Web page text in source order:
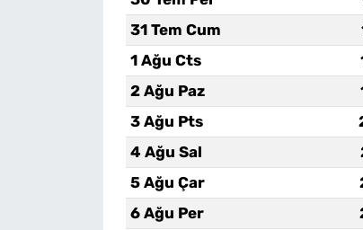
31 Tem Cum
1 Ağu Cts
2 Ağu Paz
3 Ağu Pts
4 Ağu Sal
5 Ağu Çar
6 Ağu Per